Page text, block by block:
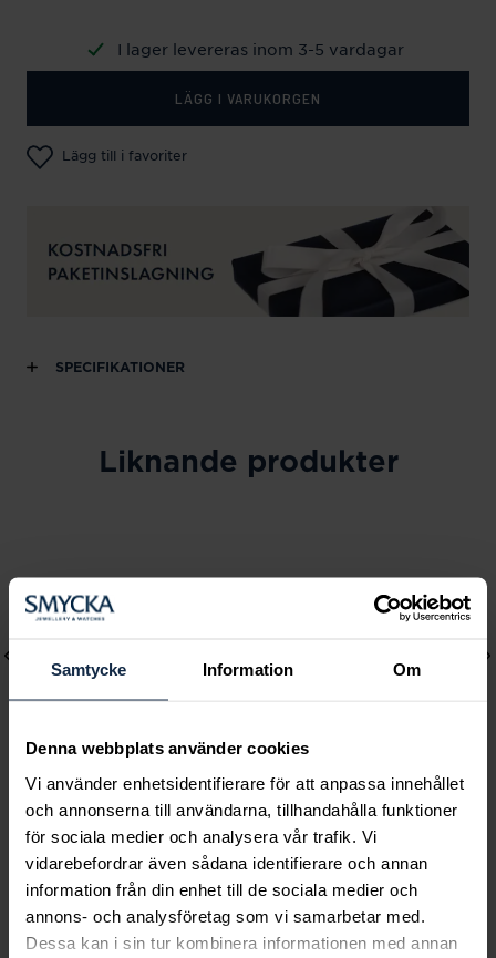
Samtycke Information Om
Denna webbplats använder cookies
Vi använder enhetsidentifierare för att anpassa innehållet
och annonserna till användarna, tillhandahålla funktioner
för sociala medier och analysera vår trafik. Vi
vidarebefordrar även sådana identifierare och annan
information från din enhet till de sociala medier och
annons- och analysföretag som vi samarbetar med.
Dessa kan i sin tur kombinera informationen med annan
I lager levereras inom 3-5 vardagar
LÄGG I VARUKORGEN
Lägg till i favoriter
SPECIFIKATIONER
Liknande produkter
Lily and Rose
Alice earrings - Crystal
(Gold)
Pris:599 kr
599 kr
Lily and Rose
Alice earrings - Crystal
Pris:599 kr
599 kr